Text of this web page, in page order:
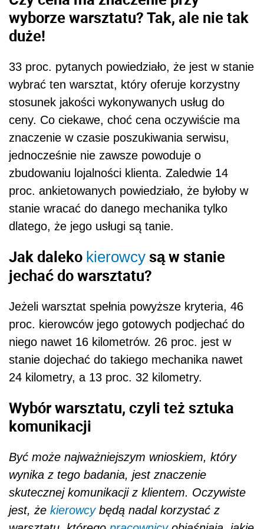
wyborze warsztatu? Tak, ale nie tak
duże!
33 proc. pytanych powiedziało, że jest w stanie
wybrać ten warsztat, który oferuje korzystny
stosunek jakości wykonywanych usług do
ceny. Co ciekawe, choć cena oczywiście ma
znaczenie w czasie poszukiwania serwisu,
jednocześnie nie zawsze powoduje o
zbudowaniu lojalności klienta. Zaledwie 14
proc. ankietowanych powiedziało, że byłoby w
stanie wracać do danego mechanika tylko
dlatego, że jego usługi są tanie.
Jak daleko kierowcy są w stanie
jechać do warsztatu?
Jeżeli warsztat spełnia powyższe kryteria, 46
proc. kierowców jego gotowych podjechać do
niego nawet 16 kilometrów. 26 proc. jest w
stanie dojechać do takiego mechanika nawet
24 kilometry, a 13 proc. 32 kilometry.
Wybór warsztatu, czyli też sztuka
komunikacji
Być może najważniejszym wnioskiem, który
wynika z tego badania, jest znaczenie
skutecznej komunikacji z klientem. Oczywiste
jest, że kierowcybędą nadal korzystać z